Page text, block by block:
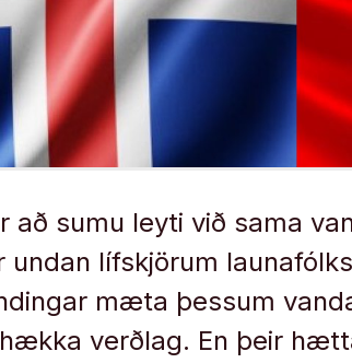
að sumu leyti við sama
undan lífskjörum
mæta þessum
verðlag. En þeir